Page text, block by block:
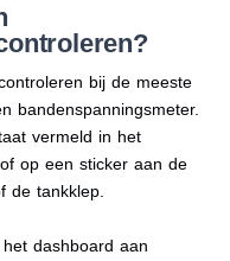
bij de meeste
bandenspanningsmeter.
vermeld in het
op een sticker aan de
de tankklep.
dashboard aan